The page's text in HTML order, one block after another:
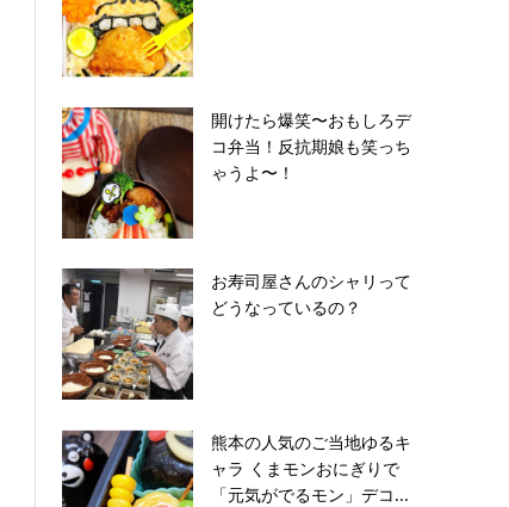
開けたら爆笑〜おもしろデ
コ弁当！反抗期娘も笑っち
ゃうよ〜！
お寿司屋さんのシャリって
どうなっているの？
熊本の人気のご当地ゆるキ
ャラ くまモンおにぎりで
「元気がでるモン」デコ...